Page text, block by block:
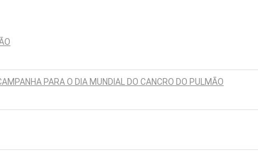
PARA O DIA MUNDIAL DO CANCRO DO PULMÃO